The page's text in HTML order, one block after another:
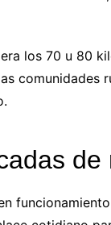
los 70 u 80
comunidades
de